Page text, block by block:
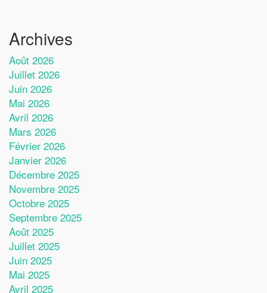
Archives
Août 2026
Juillet 2026
Juin 2026
Mai 2026
Avril 2026
Mars 2026
Février 2026
Janvier 2026
Décembre 2025
Novembre 2025
Octobre 2025
Septembre 2025
Août 2025
Juillet 2025
Juin 2025
Mai 2025
Avril 2025